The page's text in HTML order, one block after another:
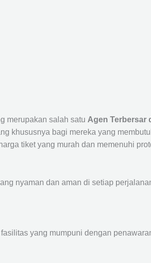
merupakan salah satu Agen Terbersar
khususnya bagi mereka yang
tiket yang murah dan memenuhi
nyaman dan aman di setiap
yang mumpuni dengan